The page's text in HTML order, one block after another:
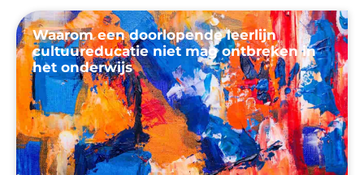
Waarom een doorlopende leerlijn
cultuureducatie niet mag ontbreken in
het onderwijs